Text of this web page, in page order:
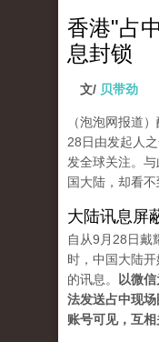
香港"占
息封锁
文/ 贝带劲
（泡泡网报道
28日由发起人
发全球关注。与
国大陆，却看不
大陆讯息屏
自从9月28日戴
时，中国大陆
的讯息。
以微
法发送占中现
账号可见，互